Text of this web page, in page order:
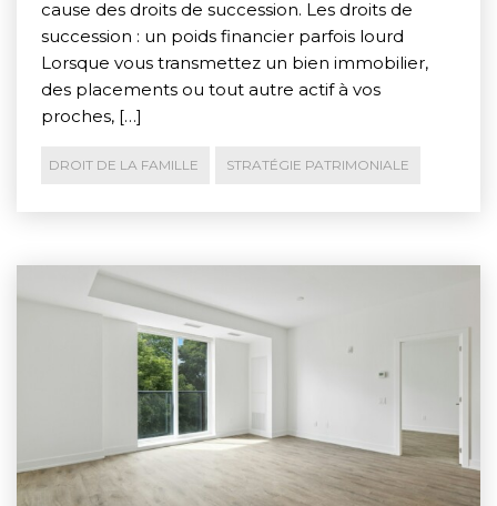
cause des droits de succession. Les droits de
succession : un poids financier parfois lourd
Lorsque vous transmettez un bien immobilier,
des placements ou tout autre actif à vos
proches, […]
DROIT DE LA FAMILLE STRATÉGIE PATRIMONIALE